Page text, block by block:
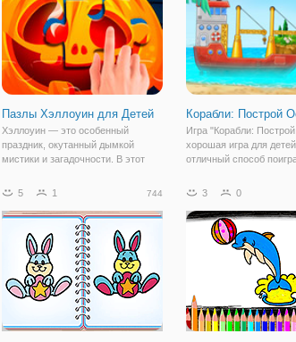
интересное блюдо,
раскрашивать,
Пазлы Хэллоуин для Детей
Хэллоуин — это особенный
праздник, окутанный дымкой
мистики и загадочности. В этот
живых и мёртвых, и обитатели
обитель живых. В далёкие
Корабли: Построй
Игра "Корабли:
хорошая игра для
отличный способ
Игра позволяет изучать
строить дом, развивая
воображение у
5 1 744 3 0